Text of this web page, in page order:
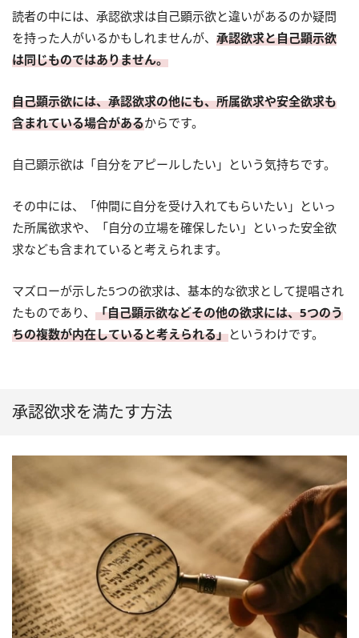
読者の中には、承認欲求は自己顕示欲と違いがあるのか疑問
を持った人がいるかもしれませんが、 承認欲求と自己顕示欲
は同じものではありません。
自己顕示欲には、承認欲求の他にも、所属欲求や安全欲求も
含まれている場合があるからです。
自己顕示欲は「自分をアピールしたい」という気持ちです。
その中には、「仲間に自分を受け入れてもらいたい」といっ
た所属欲求や、「自分の立場を確保したい」といった安全欲
求なども含まれていると考えられます。
マズローが示した5つの欲求は、基本的な欲求として提唱され
たものであり、 「自己顕示欲などその他の欲求には、5つのう
ちの複数が内在していると考えられる」というわけです。
承認欲求を満たす方法